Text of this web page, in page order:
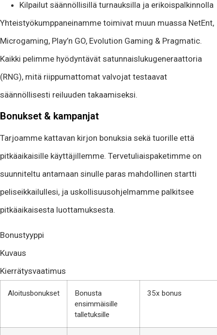
Kilpailut säännöllisillä turnauksilla ja erikoispalkinnolla
Yhteistyökumppaneinamme toimivat muun muassa NetEnt,
Microgaming, Play’n GO, Evolution Gaming & Pragmatic.
Kaikki pelimme hyödyntävät satunnaislukugeneraattoria
(RNG), mitä riippumattomat valvojat testaavat
säännöllisesti reiluuden takaamiseksi.
Bonukset & kampanjat
Tarjoamme kattavan kirjon bonuksia sekä tuorille että
pitkäaikaisille käyttäjillemme. Tervetuliaispaketimme on
suunniteltu antamaan sinulle paras mahdollinen startti
peliseikkailullesi, ja uskollisuusohjelmamme palkitsee
pitkäaikaisesta luottamuksesta.
Bonustyyppi
Kuvaus
Kierrätysvaatimus
Aloitusbonukset
Bonusta
ensimmäisille
talletuksille
35x bonus